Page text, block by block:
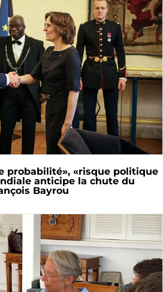
probabilité», «risque politique
anticipe la chute du
Bayrou